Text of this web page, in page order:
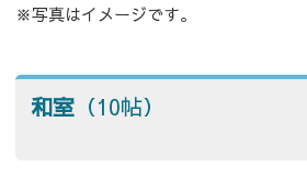
※写真はイメージです。
和室 （10帖）